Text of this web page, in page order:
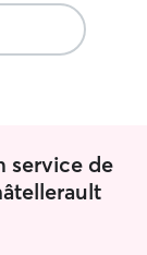
service de